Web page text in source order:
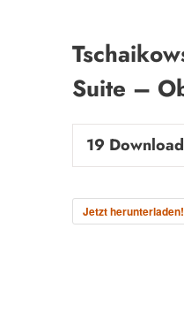
Suite –
19
Jetzt herunterladen!